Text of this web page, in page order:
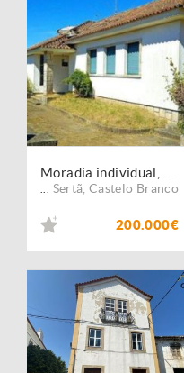
Sertã ,Castelo Branco
200.000€